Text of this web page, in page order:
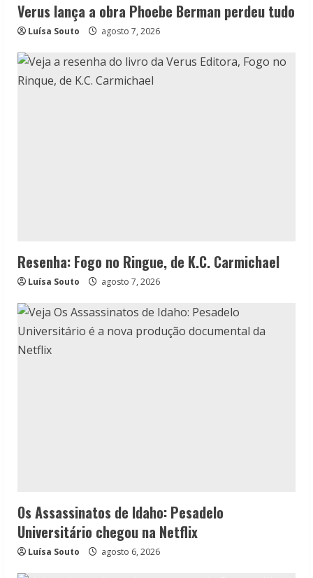
Verus lança a obra Phoebe Berman perdeu tudo
Luísa Souto agosto 7, 2026
Resenha: Fogo no Ringue, de K.C. Carmichael
Luísa Souto agosto 7, 2026
Os Assassinatos de Idaho: Pesadelo
Universitário chegou na Netflix
Luísa Souto agosto 6, 2026